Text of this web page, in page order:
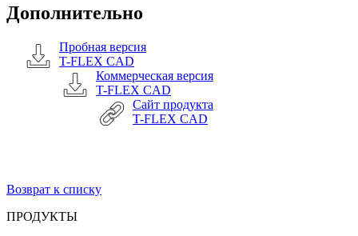
Дополнительно
Пробная версия
T-FLEX CAD
Коммерческая версия
T-FLEX CAD
Сайт продукта
T-FLEX CAD
Возврат к списку
ПРОДУКТЫ